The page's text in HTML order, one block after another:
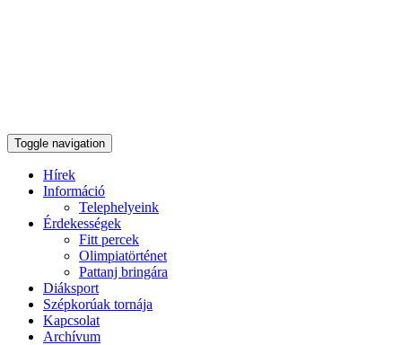
Toggle navigation
Hírek
Információ
Telephelyeink
Érdekességek
Fitt percek
Olimpiatörténet
Pattanj bringára
Diáksport
Szépkorúak tornája
Kapcsolat
Archívum